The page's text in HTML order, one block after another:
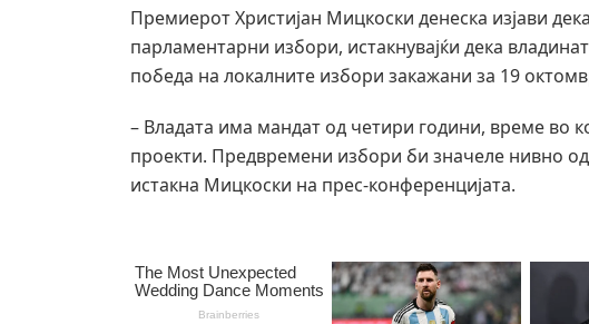
Премиерот Христијан Мицкоски денеска изјави
парламентарни избори, истакнувајќи дека
победа на локалните избори закажани за 19
– Владата има мандат од четири години, време во
проекти. Предвремени избори би значеле нивно
истакна Мицкоски на прес-конференцијата.